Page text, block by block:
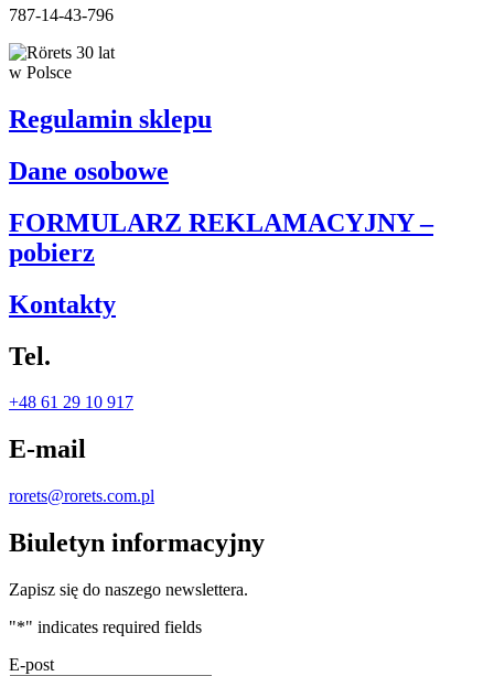
787-14-43-796
Regulamin sklepu
Dane osobowe
FORMULARZ REKLAMACYJNY –
pobierz
Kontakty
Tel.
+48 61 29 10 917
E-mail
rorets@rorets.com.pl
Biuletyn informacyjny
Zapisz się do naszego newslettera.
"*" indicates required fields
E-post